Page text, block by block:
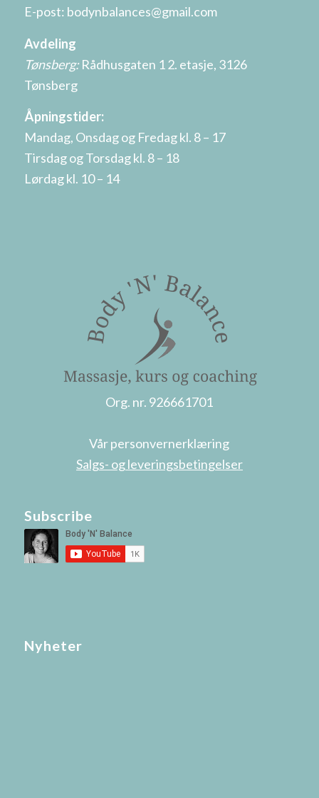
E-post: bodynbalances@gmail.com
Avdeling
Tønsberg: Rådhusgaten 1 2. etasje, 3126
Tønsberg
Åpningstider:
Mandag, Onsdag og Fredag kl. 8 – 17
Tirsdag og Torsdag kl. 8 – 18
Lørdag kl. 10 – 14
Org. nr. 926661701
Vår personvernerklæring
Salgs- og leveringsbetingelser
Subscribe
Nyheter